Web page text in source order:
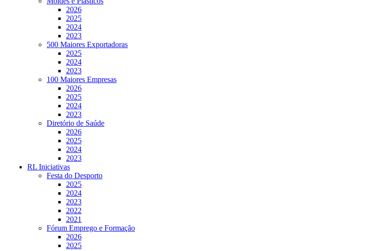
2026
2025
2024
2023
500 Maiores Exportadoras
2025
2024
2023
100 Maiores Empresas
2026
2025
2024
2023
Diretório de Saúde
2026
2025
2024
2023
RL Iniciativas
Festa do Desporto
2025
2024
2023
2022
2021
Fórum Emprego e Formação
2026
2025